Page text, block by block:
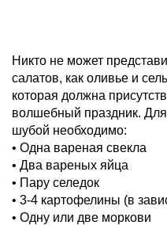
Никто не может
салатов, как оливье и
которая должна
волшебный праздник.
шубой необходимо:
• Одна вареная свекла
• Два вареных яйца
• Пару селедок
• 3-4 картофелины (в
• Одну или две моркови